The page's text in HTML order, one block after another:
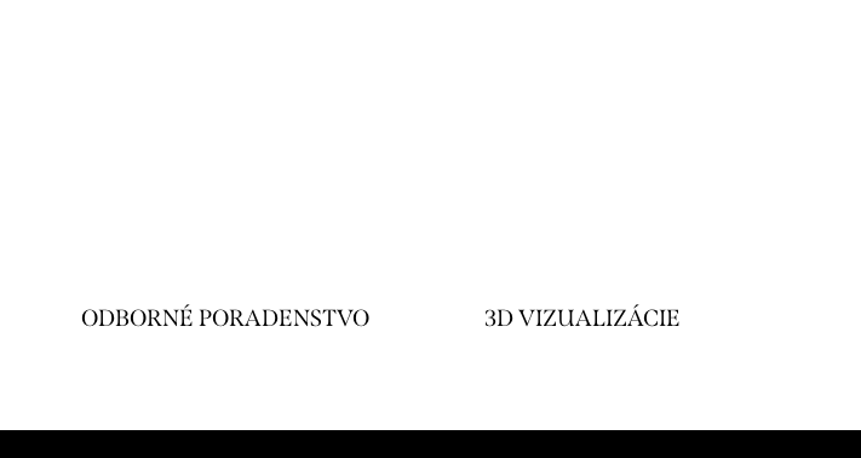
ODBORNÉ PORADENSTVO 3D VIZUALIZÁCIE